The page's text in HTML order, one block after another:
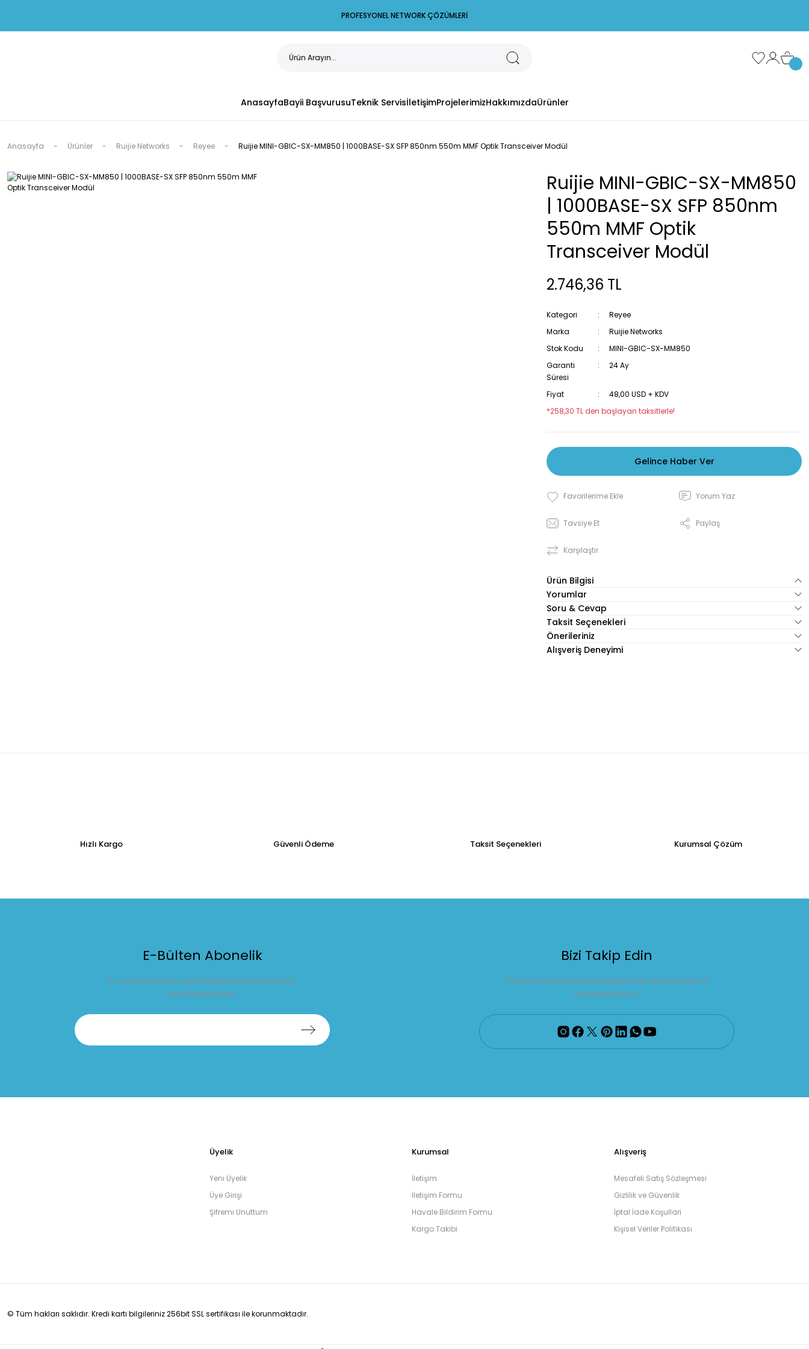
PROFESYONEL NETWORK ÇÖZÜMLERİ
AnasayfaBayii BaşvurusuTeknik ServisİletişimProjelerimizHakkımızdaÜrünler
Anasayfa Ürünler Ruijie Networks Reyee Ruijie MINI-GBIC-SX-MM850 | 1000BASE-SX SFP 850nm 550m MMF Optik Transceiver Modül
Ruijie MINI-GBIC-SX-MM850
| 1000BASE-SX SFP 850nm
550m MMF Optik
Transceiver Modül
2.746,36 TL
Kategori
Reyee
Marka
Ruijie Networks
Stok Kodu
MINI-GBIC-SX-MM850
Garanti
Süresi
24 Ay
Fiyat
48,00 USD + KDV
*258,30 TL den başlayan taksitlerle!
Gelince Haber Ver
Yorum Yaz
Tavsiye Et Paylaş
Karşılaştır
Ürün Bilgisi
Yorumlar
Soru & Cevap
Taksit Seçenekleri
Önerileriniz
Alışveriş Deneyimi
Hızlı Kargo Güvenli Ödeme Taksit Seçenekleri Kurumsal Çözüm
E-Bülten Abonelik
E-posta listemize kayıt olarak kampanyalardan
yararlanabilirsiniz.
Bizi Takip Edin
Sosyal medya hesaplarımızdan bizi takip edebilir ve
paylaşabilirsiniz.
Üyelik
Yeni Üyelik
Üye Girişi
Şifremi Unuttum
Kurumsal
İletişim
İletişim Formu
Havale Bildirim Formu
Kargo Takibi
Alışveriş
Mesafeli Satış Sözleşmesi
Gizlilik ve Güvenlik
İptal İade Koşullari
Kişisel Veriler Politikası
© Tüm hakları saklıdır. Kredi kartı bilgileriniz 256bit SSL sertifikası ile korunmaktadır.